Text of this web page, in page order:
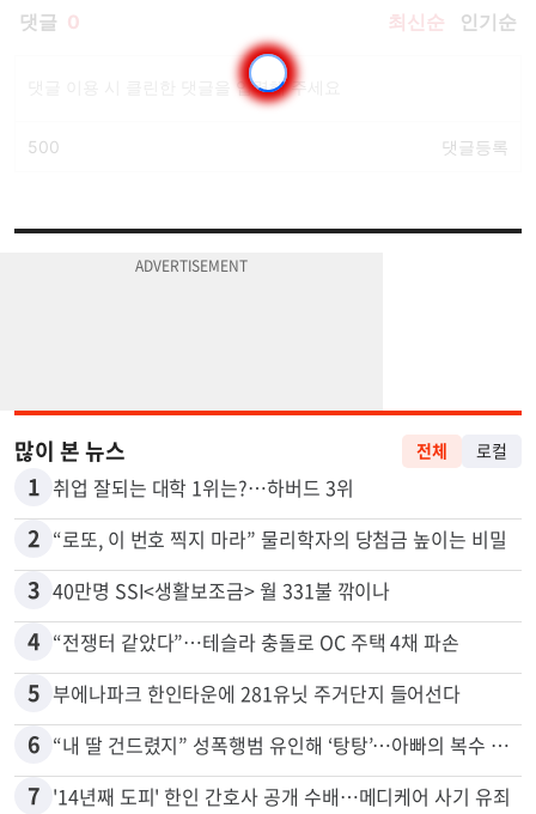
많이 본 뉴스
1 취업 잘되는 대학 1위는?…하버드 3위
2 “로또, 이 번호 찍지 마라” 물리학자의 당첨금 높이는 비밀
3 40만명 SSI<생활보조금> 월 331불 깎이나
4 “전쟁터 같았다”…테슬라 충돌로 OC 주택 4채 파손
5 부에나파크 한인타운에 281유닛 주거단지 들어선다
6 “내 딸 건드렸지” 성폭행범 유인해 ‘탕탕’…아빠의 복수 결말